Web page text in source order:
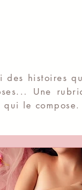
des histoires
Une
qui le